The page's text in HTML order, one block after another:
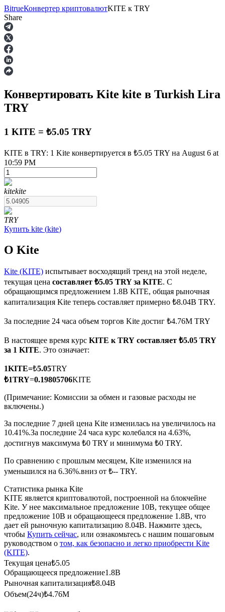
Фьючерсы
USDT-фьючерсы
Фьючерсы с использованием USDT в качестве
Фьючерсы на COIN-M
Криптовалютные фьючерсы
TradFi
сырьевые товары
USDC фьючерсы
Фьючерсы с использованием USDC в качестве
обеспечения
Копирование торговли
BitrueКонвертер криптовалютKITE к TRY
Share
Конвертировать Kite kite в Turkish Lira
TRY
1 KITE = ₺5.05 TRY
KITE в TRY: 1 Kite конвертируется в ₺5.05 TRY на August 6 at
10:59 PM
kitekite
TRY
Купить kite (kite)
О Kite
Kite (KITE) испытывает восходящий тренд на этой неделе,
текущая цена составляет ₺5.05 TRY за KITE. С
обращающимся предложением 1.8B KITE, общая рыночная
капитализация Kite теперь составляет примерно ₺8.04B TRY.
За последние 24 часа объем торгов Kite достиг ₺4.76M TRY
В настоящее время курс KITE к TRY составляет ₺5.05 TRY
за 1 KITE. Это означает:
1KITE=₺5.05TRY
₺1TRY=0.19805706KITE
(Примечание: Комиссии за обмен и газовые расходы не
включены.)
За последние 7 дней цена Kite изменилась на увеличилось на
10.41%.За последние 24 часа курс колебался на 4.63%,
достигнув максимума ₺0 TRY и минимума ₺0 TRY.
По сравнению с прошлым месяцем, Kite изменился на
уменьшился на 6.36%.вниз от ₺-- TRY.
Статистика рынка Kite
KITE является криптовалютой, построенной на блокчейне
Kite. У нее максимальное предложение 10B, текущее общее
предложение 10B и обращающееся предложение 1.8B, что
дает ей рыночную капитализацию 8.04B. Нажмите здесь,
чтобы Купить сейчас, или ознакомьтесь с нашим пошаговым
руководством о том, как безопасно и легко приобрести Kite
(KITE).
Текущая цена₺5.05
Обращающееся предложение1.8B
Рыночная капитализация₺8.04B
Объем(24ч)₺4.76M